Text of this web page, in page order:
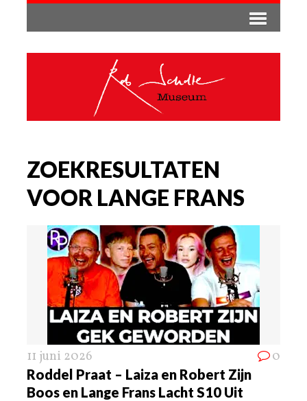
ZOEKRESULTATEN
VOOR LANGE FRANS
11 juni 2026 0
Roddel Praat – Laiza en Robert Zijn
Boos en Lange Frans Lacht S10 Uit